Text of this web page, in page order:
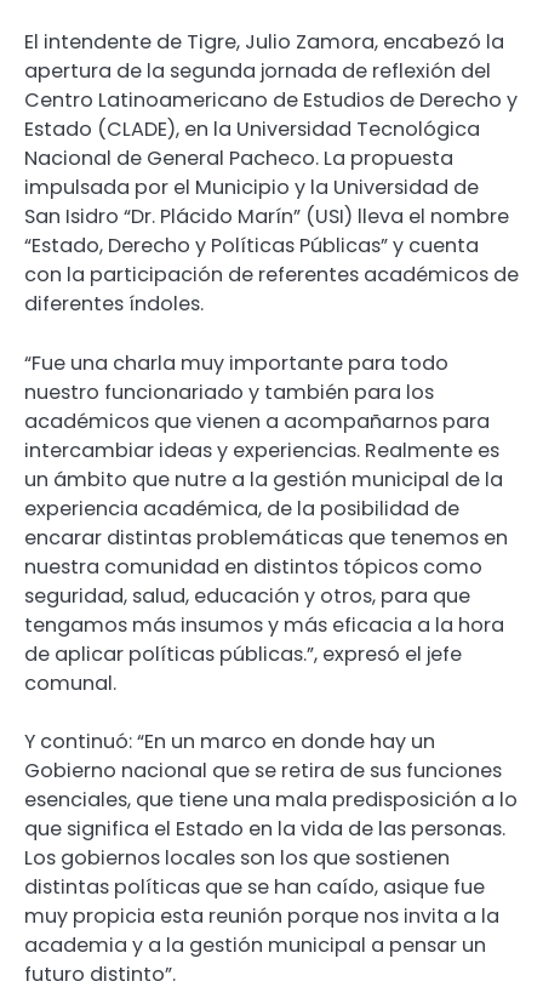
El intendente de Tigre, Julio Zamora, encabezó la
apertura de la segunda jornada de reflexión del
Centro Latinoamericano de Estudios de Derecho y
Estado (CLADE), en la Universidad Tecnológica
Nacional de General Pacheco. La propuesta
impulsada por el Municipio y la Universidad de
San Isidro “Dr. Plácido Marín” (USI) lleva el nombre
“Estado, Derecho y Políticas Públicas” y cuenta
con la participación de referentes académicos de
diferentes índoles.
“Fue una charla muy importante para todo
nuestro funcionariado y también para los
académicos que vienen a acompañarnos para
intercambiar ideas y experiencias. Realmente es
un ámbito que nutre a la gestión municipal de la
experiencia académica, de la posibilidad de
encarar distintas problemáticas que tenemos en
nuestra comunidad en distintos tópicos como
seguridad, salud, educación y otros, para que
tengamos más insumos y más eficacia a la hora
de aplicar políticas públicas.”, expresó el jefe
comunal.
Y continuó: “En un marco en donde hay un
Gobierno nacional que se retira de sus funciones
esenciales, que tiene una mala predisposición a lo
que significa el Estado en la vida de las personas.
Los gobiernos locales son los que sostienen
distintas políticas que se han caído, asique fue
muy propicia esta reunión porque nos invita a la
academia y a la gestión municipal a pensar un
futuro distinto”.